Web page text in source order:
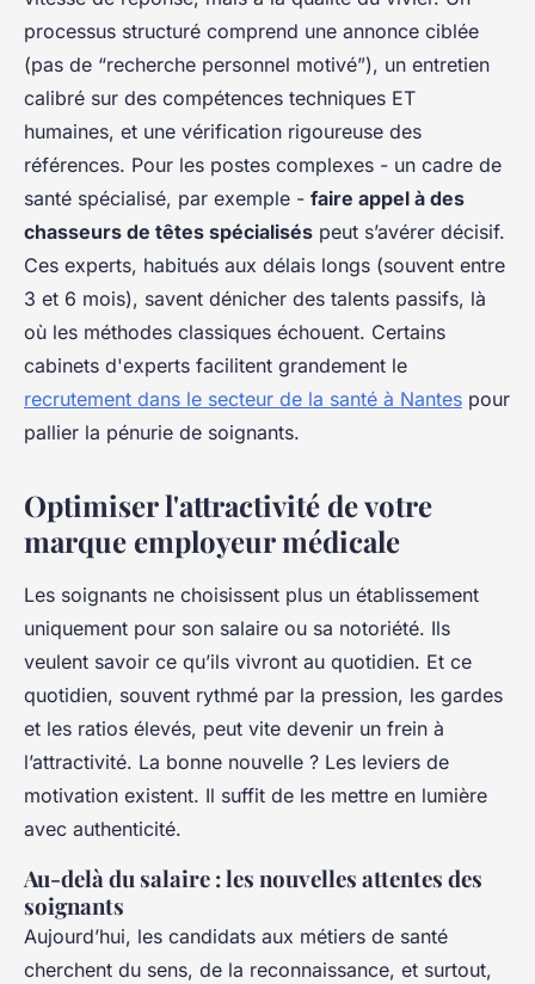
processus structuré comprend une annonce ciblée
(pas de “recherche personnel motivé”), un entretien
calibré sur des compétences techniques ET
humaines, et une vérification rigoureuse des
références. Pour les postes complexes - un cadre de
santé spécialisé, par exemple - faire appel à des
chasseurs de têtes spécialisés peut s’avérer décisif.
Ces experts, habitués aux délais longs (souvent entre
3 et 6 mois), savent dénicher des talents passifs, là
où les méthodes classiques échouent. Certains
cabinets d'experts facilitent grandement le
recrutement dans le secteur de la santé à Nantes pour
pallier la pénurie de soignants.
Optimiser l'attractivité de votre
marque employeur médicale
Les soignants ne choisissent plus un établissement
uniquement pour son salaire ou sa notoriété. Ils
veulent savoir ce qu’ils vivront au quotidien. Et ce
quotidien, souvent rythmé par la pression, les gardes
et les ratios élevés, peut vite devenir un frein à
l’attractivité. La bonne nouvelle ? Les leviers de
motivation existent. Il suffit de les mettre en lumière
avec authenticité.
Au-delà du salaire : les nouvelles attentes des
soignants
Aujourd’hui, les candidats aux métiers de santé
cherchent du sens, de la reconnaissance, et surtout,